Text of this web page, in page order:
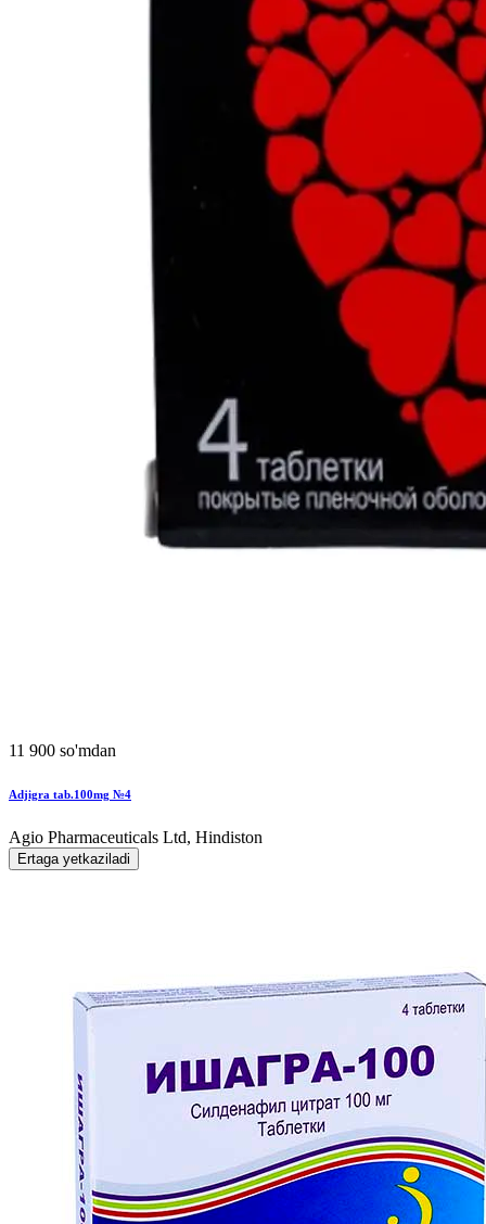
11 900 so'mdan
Adjigra tab.100mg №4
Agio Pharmaceuticals Ltd, Hindiston
Ertaga yetkaziladi